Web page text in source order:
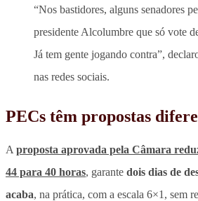
“Nos bastidores, alguns senadores
presidente Alcolumbre que só vote
Já tem gente jogando contra”,
nas redes sociais.
PECs têm propostas
A proposta aprovada pela Câmara
44 para 40 horas, garante dois dias de
acaba, na prática, com a escala 6×1, sem